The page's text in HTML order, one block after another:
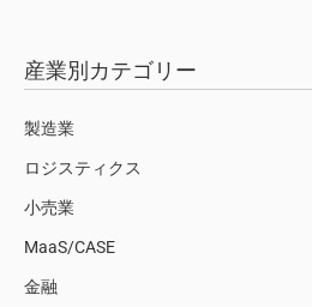
産業別カテゴリー
製造業
ロジスティクス
小売業
MaaS/CASE
金融